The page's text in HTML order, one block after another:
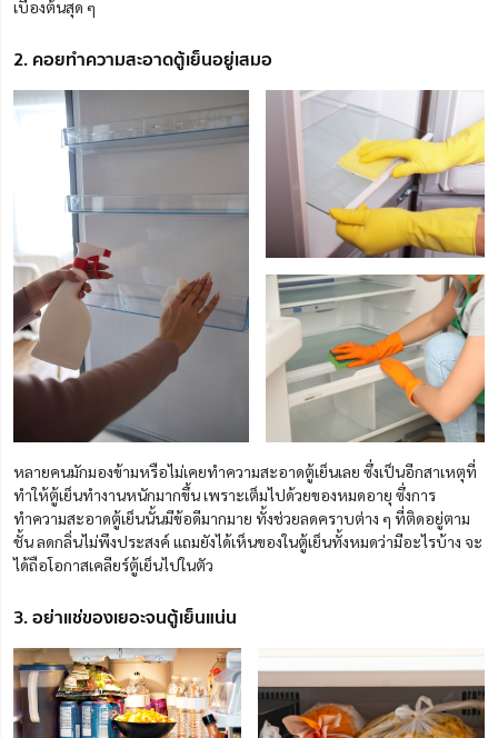
เบื้องต้นสุด ๆ
2. คอยทำความสะอาดตู้เย็นอยู่เสมอ
หลายคนมักมองข้ามหรือไม่เคยทำความสะอาดตู้เย็นเลย ซึ่งเป็นอีกสาเหตุที่
ทำให้ตู้เย็นทำงานหนักมากขึ้น เพราะเต็มไปด้วยของหมดอายุ ซึ่งการ
ทำความสะอาดตู้เย็นนั้นมีข้อดีมากมาย ทั้งช่วยลดคราบต่าง ๆ ที่ติดอยู่ตาม
ชั้น ลดกลิ่นไม่พึงประสงค์ แถมยังได้เห็นของในตู้เย็นทั้งหมดว่ามีอะไรบ้าง จะ
ได้ถือโอกาสเคลียร์ตู้เย็นไปในตัว
3. อย่าแช่ของเยอะจนตู้เย็นแน่น